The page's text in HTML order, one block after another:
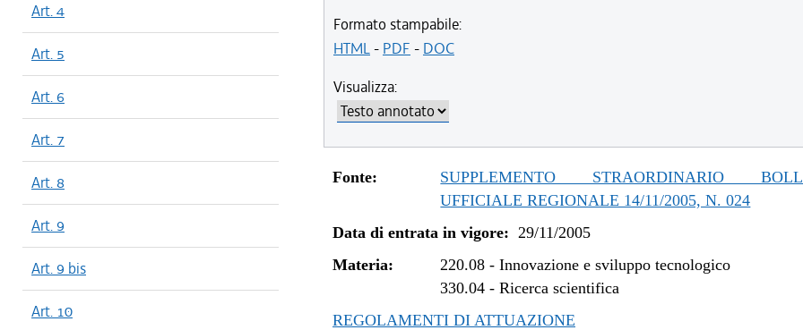
Art. 4
Art. 5
Art. 6
Art. 7
Art. 8
Art. 9
Art. 9 bis
Art. 10
Formato stampabile:
HTML- PDF - DOC
Visualizza:
Fonte:
SUPPLEMENTO STRAORDINARIO
UFFICIALE REGIONALE 14/11/2005, N. 024
Data di entrata in vigore: 29/11/2005
Materia:
220.08 -Innovazione e sviluppo tecnologico
330.04 -Ricerca scientifica
REGOLAMENTI DI ATTUAZIONE